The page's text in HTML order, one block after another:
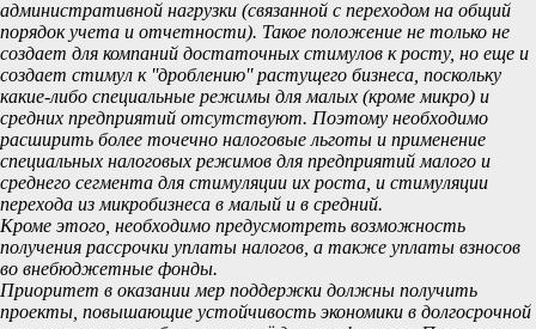
административной нагрузки (связанной с переходом на общий
порядок учета и отчетности). Такое положение не только не
создает для компаний достаточных стимулов к росту, но еще и
создает стимул к ''дроблению'' растущего бизнеса, поскольку
какие-либо специальные режимы для малых (кроме микро) и
средних предприятий отсутствуют. Поэтому необходимо
расширить более точечно налоговые льготы и применение
специальных налоговых режимов для предприятий малого и
среднего сегмента для стимуляции их роста, и стимуляции
перехода из микробизнеса в малый и в средний.
Кроме этого, необходимо предусмотреть возможность
получения рассрочки уплаты налогов, а также уплаты взносов
во внебюджетные фонды.
Приоритет в оказании мер поддержки должны получить
проекты, повышающие устойчивость экономики в долгосрочной